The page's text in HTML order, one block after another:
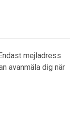
mejladress
avanmäla dig när